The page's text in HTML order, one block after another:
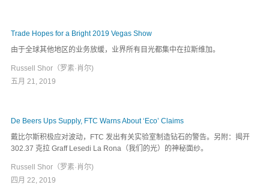
Trade Hopes for a Bright 2019 Vegas Show
由于全球其他地区的业务放缓，业界所有目光都集中在拉斯维加。
Russell Shor（罗素·肖尔)
五月 21, 2019
De Beers Ups Supply, FTC Warns About ‘Eco’ Claims
戴比尔斯积极应对波动，FTC 发出有关实验室制造钻石的警告。另附：揭开
302.37 克拉 Graff Lesedi La Rona（我们的光）的神秘面纱。
Russell Shor（罗素·肖尔)
四月 22, 2019